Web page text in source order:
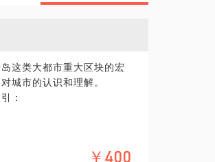
这类大都市重大区块的宏
城市的认识和理解。
：
￥400